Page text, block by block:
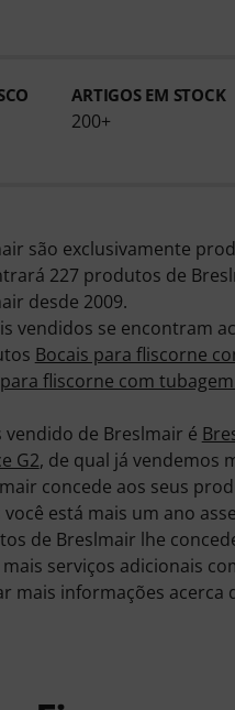
ARTIGOS EM STOCK
200+
são exclusivamente
227 produtos de
desde 2009.
vendidos se encontram
Bocais para fliscorne
fliscorne com
de Breslmair é
G2, de qual já vendemos
concede aos seus
está mais um ano
de Breslmair lhe
serviços adicionais
mais informações acerca